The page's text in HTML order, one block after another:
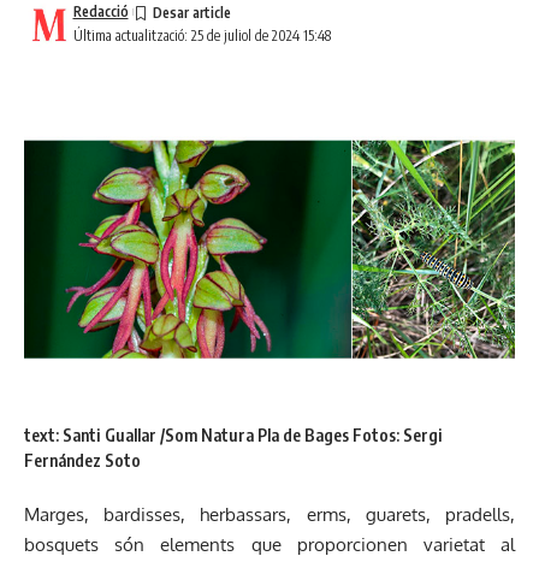
Última actualització: 25 de juliol de 2024 15:48
Redacció
text: Santi Guallar /Som Natura Pla de Bages Fotos: Sergi
Fernández Soto
Marges, bardisses, herbassars, erms, guarets, pradells,
bosquets són elements que proporcionen varietat al